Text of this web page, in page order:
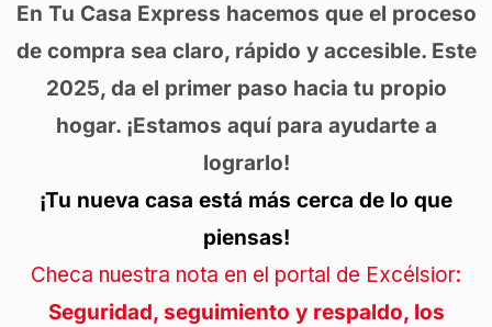
En Tu Casa Express hacemos que el proceso
de compra sea claro, rápido y accesible. Este
2025, da el primer paso hacia tu propio
hogar. ¡Estamos aquí para ayudarte a
lograrlo!
¡Tu nueva casa está más cerca de lo que
piensas!
Checa nuestra nota en el portal de Excélsior:
Seguridad, seguimiento y respaldo, los